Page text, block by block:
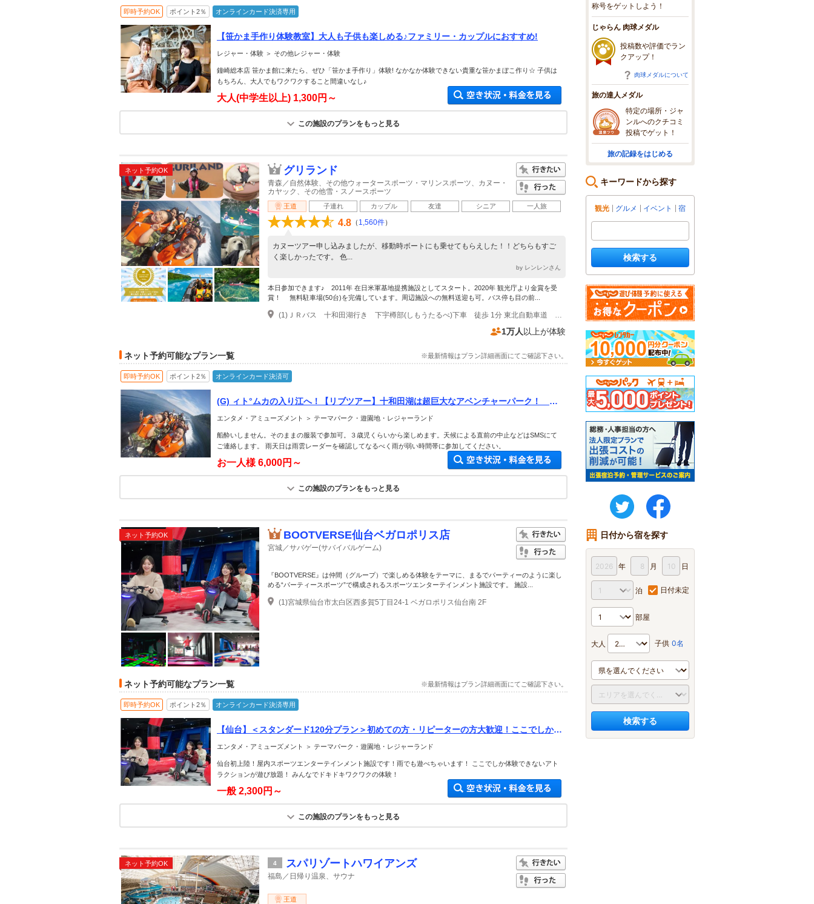
即時予約OK ポイント2％ オンラインカード決済専用
【笹かま手作り体験教室】大人も子供も楽しめる♪ファミリー・カップルにおすすめ!
レジャー・体験 ＞ その他レジャー・体験
鐘崎総本店 笹かま館に来たら、ぜひ「笹かま手作り」体験! なかなか体験できない貴重な笹かまぼこ作り☆ 子供は
もちろん、大人でもワクワクすること間違いなし♪
大人(中学生以上) 1,300円～
空き状況・料金を見る
この施設のプランをもっと見る
ネット予約OK グリランド
青森／自然体験、その他ウォータースポーツ・マリンスポーツ、カヌー・
カヤック、その他雪・スノースポーツ
王道 子連れ カップル 友達 シニア 一人旅
4.8 （ 1,560件）
カヌーツアー申し込みましたが、移動時ボートにも乗せてもらえした！！どちらもすご
く楽しかったです。 色...
by レンレンさん
本日参加できます♪ 2011年 在日米軍基地提携施設としてスタート。2020年 観光庁より金賞を受
賞！ 無料駐車場(50台)を完備しています。周辺施設への無料送迎も可。バス停も目の前...
(1)ＪＲバス 十和田湖行き 下宇樽部(しもうたるべ)下車 徒歩 1分 東北自動車道 十和田ＩＣから約１時間
1万人 以上が体験
ネット予約可能なプラン一覧 ※最新情報はプラン詳細画面にてご確認下さい。
即時予約OK ポイント2％ オンラインカード決済可
(G) ィト°ムカの入り江へ！【リブツアー】十和田湖は超巨大なアベンチャーパーク！ 世
エンタメ・アミューズメント ＞ テーマパーク・遊園地・レジャーランド
船酔いしません。そのままの服装で参加可。３歳児くらいから楽しめます。天候による直前の中止などはSMSにて
ご連絡します。 雨天日は雨雲レーダーを確認してなるべく雨が弱い時間帯に参加してください。
お一人様 6,000円～
空き状況・料金を見る
この施設のプランをもっと見る
ネット予約OK BOOTVERSE仙台ベガロポリス店
宮城／サバゲー(サバイバルゲーム)
『BOOTVERSE』は仲間（グループ）で楽しめる体験をテーマに、まるでパーティーのように楽し
める“パーティースポーツ”で構成されるスポーツエンターテインメント施設です。 施設...
(1)宮城県仙台市太白区西多賀5丁目24-1 ベガロポリス仙台南 2F
ネット予約可能なプラン一覧 ※最新情報はプラン詳細画面にてご確認下さい。
即時予約OK ポイント2％ オンラインカード決済専用
【仙台】＜スタンダード120分プラン＞初めての方・リピーターの方大歓迎！ここでしか遊
エンタメ・アミューズメント ＞ テーマパーク・遊園地・レジャーランド
仙台初上陸！屋内スポーツエンターテインメント施設です！雨でも遊べちゃいます！ ここでしか体験できないアト
ラクションが遊び放題！ みんなでドキドキワクワクの体験！
一般 2,300円～
この施設のプランをもっと見る
ネット予約OK 4 スパリゾートハワイアンズ
福島／日帰り温泉、サウナ
王道
称号をゲットしよう！
じゃらん 肉球メダル
投稿数や評価でラン
クアップ！
肉球メダルについて
旅の達人メダル
特定の場所・ジャ
ンルへのクチコミ
投稿でゲット！
旅の記録をはじめる
キーワードから探す
観光 グルメ イベント 宿
検索する
twitter
日付から宿を探す
年 月 日
泊 日付未定
部屋
大人 子供 0名
検索する